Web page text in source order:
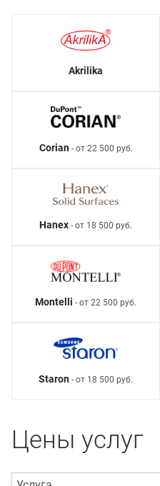
Akrilika
Corian- от 22 500 руб.
Hanex - от 18 500 руб.
Montelli - от 22 500 руб.
Staron - от 18 500 руб.
Цены услуг